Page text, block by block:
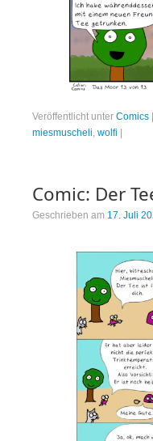
Veröffentlicht unter Comics
miesmuscheli, wolfi
Comic: Der
Geschrieben am 17. Juli